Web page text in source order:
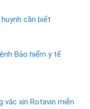
cần biết
Bảo hiểm y tế
vắc xin Rotavin miễn